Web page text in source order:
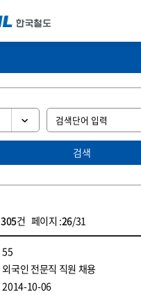
검색
305건 페이지 :26/31
55
외국인 전문직 직원 채용
2014-10-06